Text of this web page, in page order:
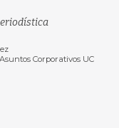
Corporativos UC